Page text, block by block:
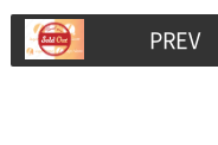
PREV